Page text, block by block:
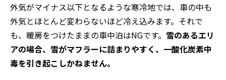
外気がマイナス以下となるような寒冷地では、車の中も
外気とほとんど変わらないほど冷え込みます。それで
も、暖房をつけたままの車中泊はNGです。 雪のあるエリ
アの場合、雪がマフラーに詰まりやすく、一酸化炭素中
毒を引き起こしかねません。